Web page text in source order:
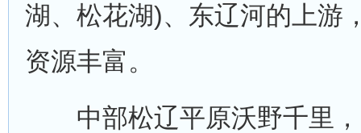
湖、松花湖)、东辽河的上游
资源丰富。
中部松辽平原沃野千里，